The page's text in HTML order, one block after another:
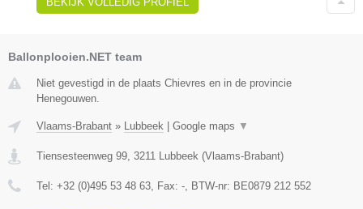
Ballonplooien.NET team
Niet gevestigd in de plaats Chievres en in de provincie
Henegouwen.
Vlaams-Brabant » Lubbeek Google maps ▼
Tiensesteenweg 99, 3211 Lubbeek (Vlaams-Brabant)
Tel: +32 (0)495 53 48 63, Fax: -, BTW-nr: BE0879 212 552